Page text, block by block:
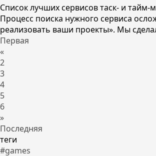
Список лучших сервисов таск- и
Процесс поиска нужного сервиса
реализовать ваши проекты». Мы
Первая
«
2
3
4
5
6
»
Последняя
теги
#games